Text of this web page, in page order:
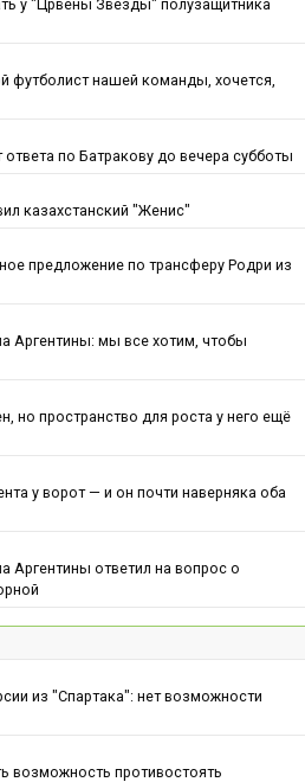
у "Црвены Звезды" полузащитника
нашей команды, хочется,
по Батракову до вечера субботы
казахстанский "Женис"
предложение по трансферу Родри из
Аргентины: мы все хотим, чтобы
но пространство для роста у него ещё
у ворот — и он почти наверняка оба
Аргентины ответил на вопрос о
из "Спартака": нет возможности
возможность противостоять